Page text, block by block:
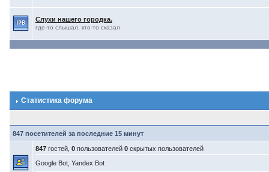
Слухи нашего городка.
где-то слышал, кто-то сказал
Статистика форума
847 посетителей за последние 15 минут
847гостей, 0пользователей 0скрытых пользователей
Google Bot, Yandex Bot